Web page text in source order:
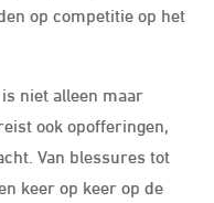
op competitie op het
niet alleen maar
ook opofferingen,
Van blessures tot
keer op keer op de